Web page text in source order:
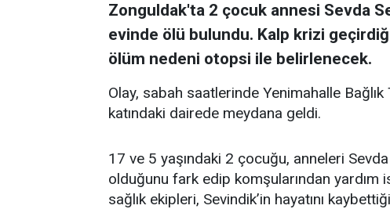
Zonguldak'ta 2 çocuk annesi Sevda
evinde ölü bulundu. Kalp krizi
ölüm nedeni otopsi ile belirlenecek.
Olay, sabah saatlerinde Yenimahalle Bağlık
katındaki dairede meydana geldi.
17 ve 5 yaşındaki 2 çocuğu, anneleri
olduğunu fark edip komşularından yardım
sağlık ekipleri, Sevindik’in hayatını